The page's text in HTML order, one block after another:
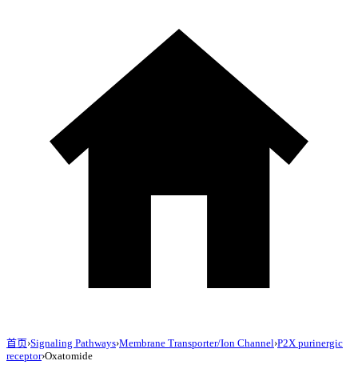
首页›Signaling Pathways›Membrane Transporter/Ion Channel›P2X purinergic
receptor›Oxatomide